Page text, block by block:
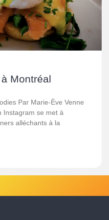
Montréal
Par Marie-Ève Venne
Instagram se met à
alléchants à la